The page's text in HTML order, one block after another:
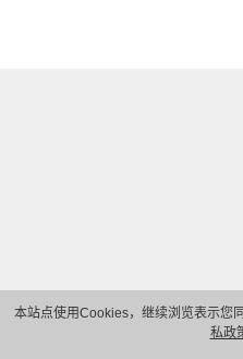
本站点使用Cookies，继续浏览表示您
私政